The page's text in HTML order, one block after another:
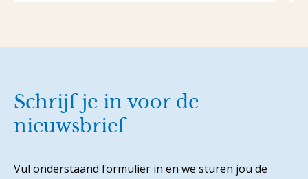
Schrijf je in voor de
nieuwsbrief
Vul onderstaand formulier in en we sturen jou de